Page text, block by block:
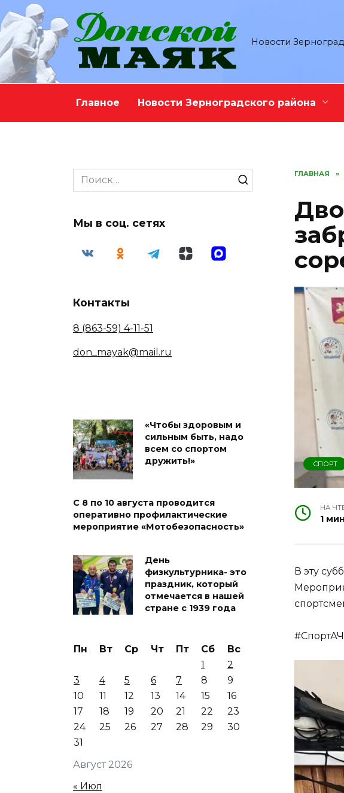
Перейти
к
содержанию
Новости
Главное Новости Зерноградского района
ГЛАВНАЯ »
СПОРТ
НА
1 мин
В эту
Search
for:
Мы в соц. сетях
Контакты
8 (863-59) 4-11-51
don_mayak@mail.ru
«Чтобы здоровым и
сильным быть, надо
всем со спортом
дружить!»
С 8 по 10 августа проводится
оперативно профилактические
мероприятие «Мотобезопасность»
День
физкультурника- это
праздник, который
отмечается в нашей
стране с 1939 года
Август 2026
Пн Вт Ср Чт Пт Сб
Вс
1
2
3
4 5 6 7 8
9
10
11 12 13 14 15
16
17
18 19 20 21 22
23
24
25 26 27 28 29
30
31
« Июл